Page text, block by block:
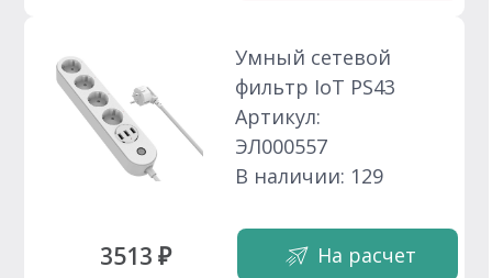
3513 ₽
Умный сетевой
фильтр IoT PS43
Артикул:
ЭЛ000557
В наличии: 129
На расчет